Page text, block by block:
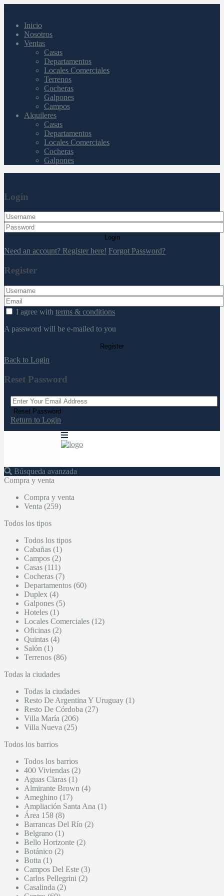
Inicio
Nosotros
Ventas
Casas
Departamentos
Locales Comerciales
Terrenos
Cocheras
Galpones
Campos
Alquileres
Casas
Departamentos
Locales Comerciales
Cocheras
Galpones
Login
Login
Need an account? Register here! Forgot Password?
Register
I agree with terms & conditions
A password will be e-mailed to you
Register
Back to Login
Reset Password
Reset Password
Return to Login
Búsqueda avanzada
Compra y venta
Compra y venta
Venta (259)
Todos los tipos
Todos los tipos
Cabañas (1)
Campos (2)
Casas (111)
Cocheras (7)
Departamentos (60)
Duplex (4)
Galpones (5)
Hoteles (1)
Locales Comerciales (12)
Oficinas (2)
Quintas (4)
Salón (1)
Terrenos (86)
Todas la ciudades
Todas la ciudades
Resto De Argentina Y Uruguay (1)
Resto De Córdoba (27)
Villa María (206)
Villa Nueva (25)
Todos los barrios
Todos los barrios
400 Viviendas (2)
Aguas Claras (1)
Almirante Brown (4)
Ameghino (17)
Ampliación Santa Ana (1)
Área 158 (8)
Barrancas Del Río (2)
Belgrano (1)
Bello Horizonte (2)
Botánico (2)
Botta (1)
Campos Del Este (3)
Carlos Pellegrini (2)
Casalinda (2)